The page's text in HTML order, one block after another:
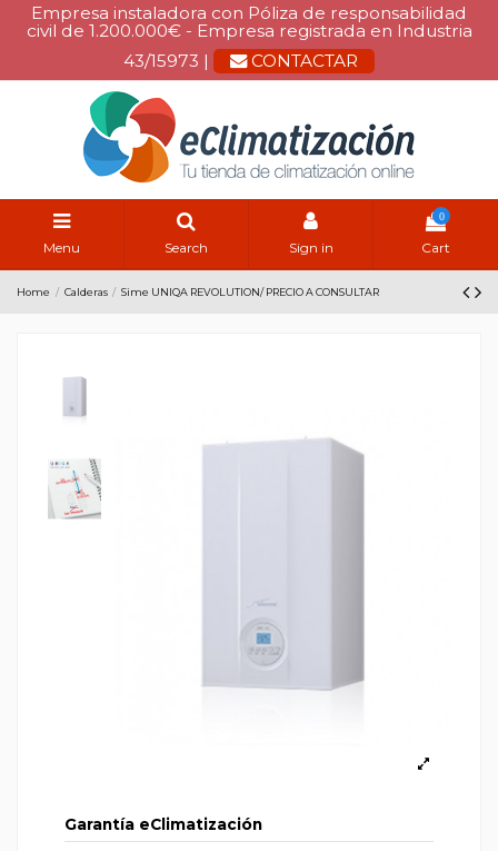
Empresa instaladora con Póliza de responsabilidad
civil de 1.200.000€ - Empresa registrada en Industria
43/15973 |
CONTACTAR
Menu Search Sign in
0
Cart
Home Calderas Sime UNIQA REVOLUTION/ PRECIO A CONSULTAR
Garantía eClimatización